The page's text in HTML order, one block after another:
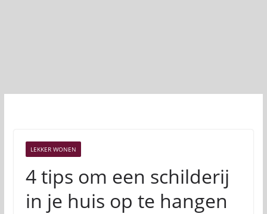
LEKKER WONEN
4 tips om een schilderij
in je huis op te hangen